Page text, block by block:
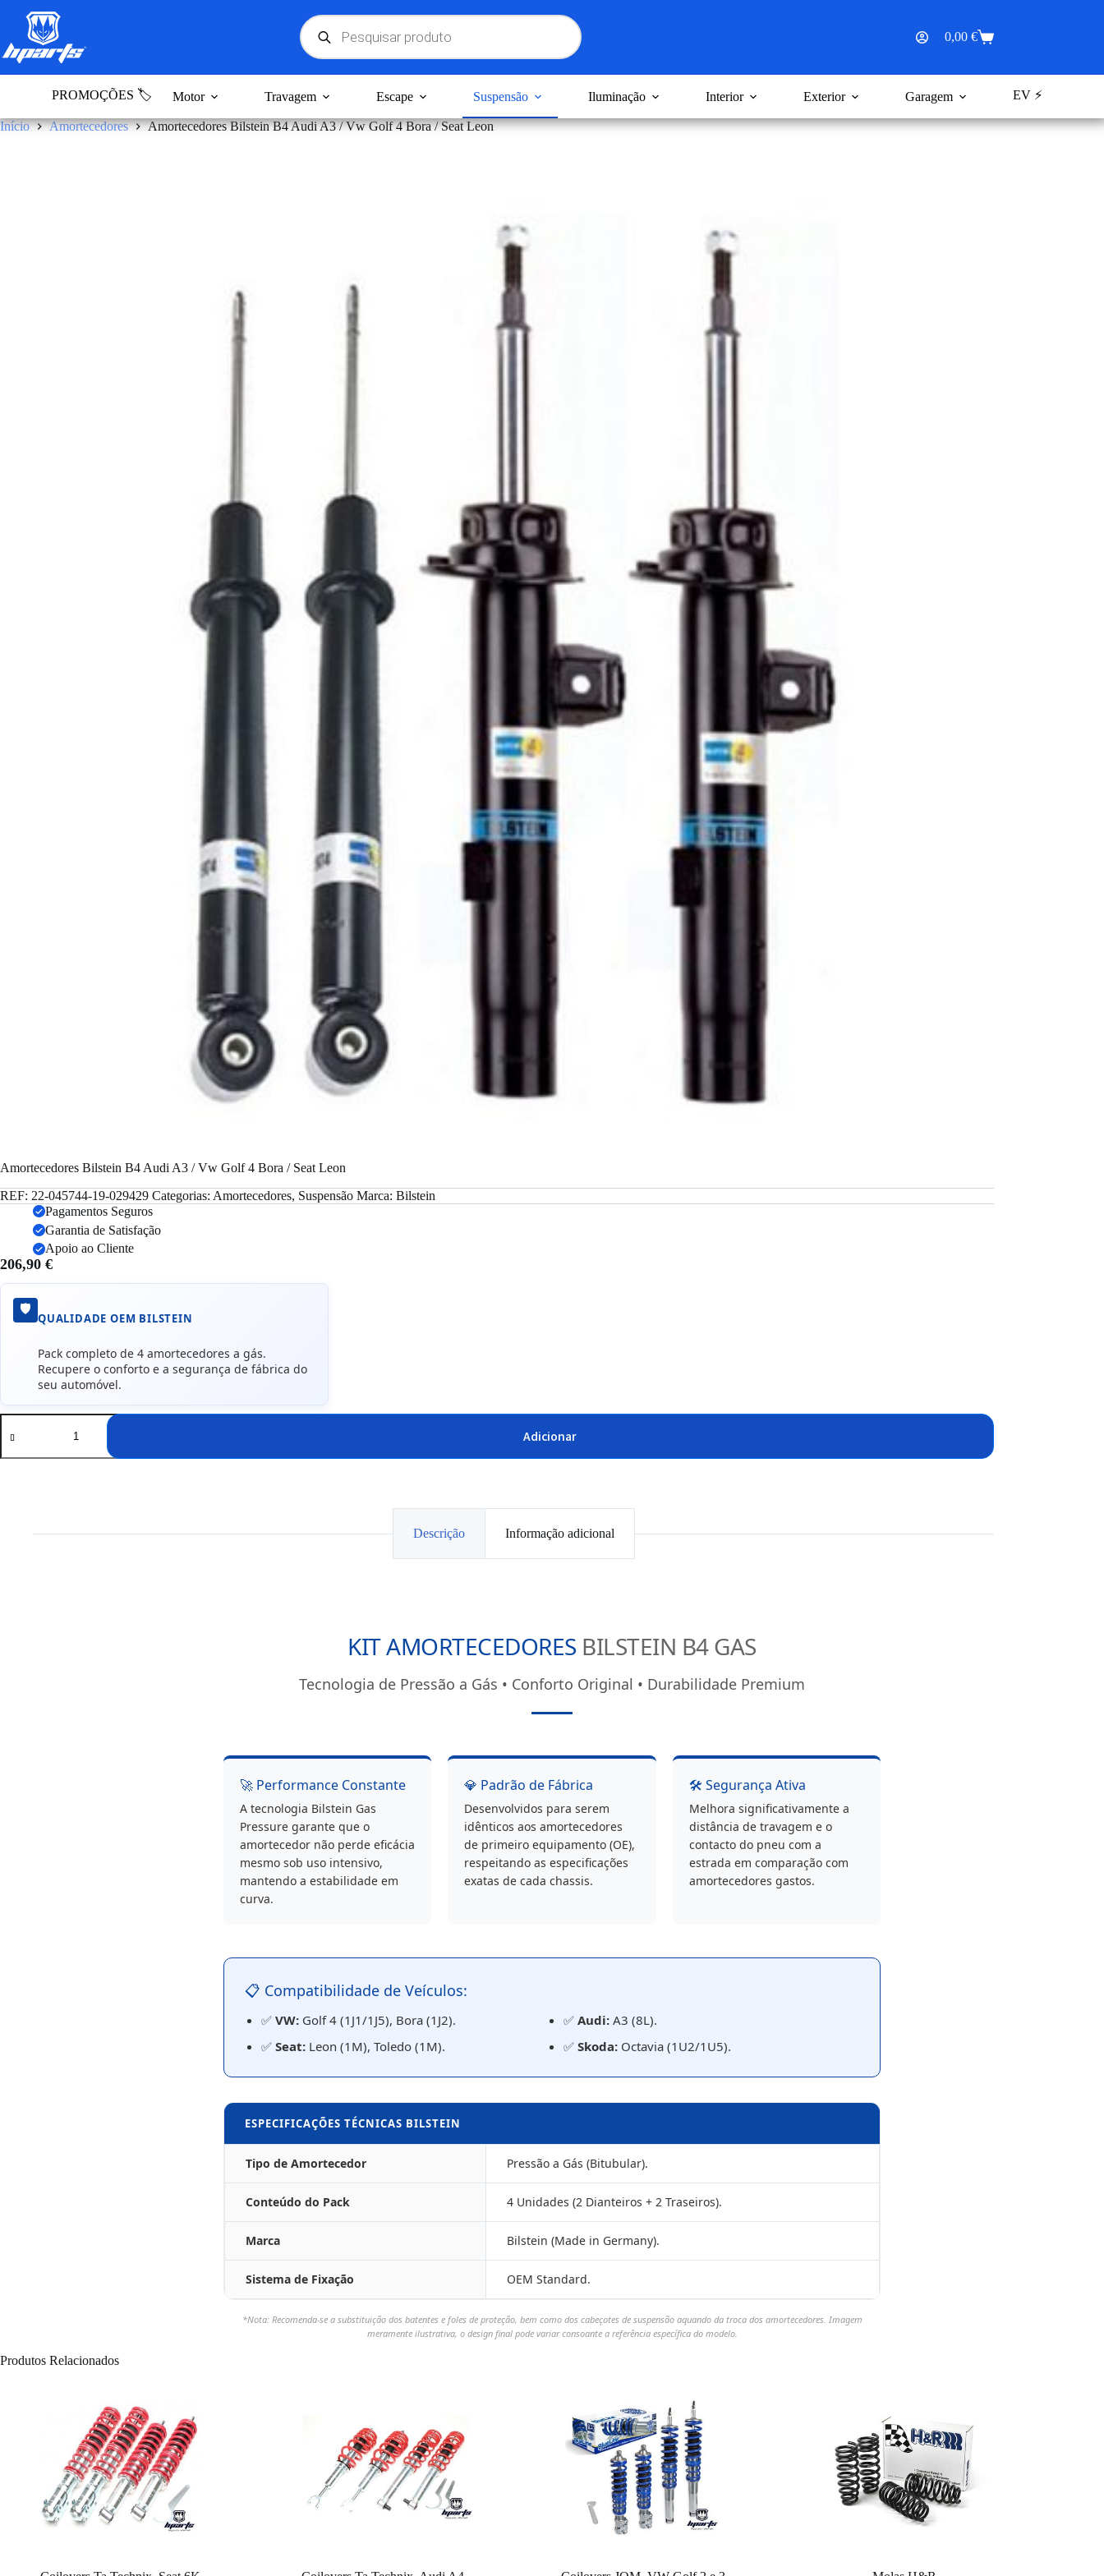
conteúdo
Products
search
Carrinho
compras
0,00 €
PROMOÇÕES 🏷️ Motor Travagem Escape Suspensão Iluminação Interior Exterior Garagem EV ⚡
Início Amortecedores Amortecedores Bilstein B4 Audi A3 / Vw Golf 4 Bora / Seat Leon
Amortecedores Bilstein B4 Audi A3 / Vw Golf 4 Bora / Seat Leon
REF: 22-045744-19-029429 Categorias: Amortecedores, Suspensão Marca: Bilstein
Pagamentos Seguros
Garantia de Satisfação
Apoio ao Cliente
206,90 €
🛡️
QUALIDADE OEM BILSTEIN
Pack completo de 4 amortecedores a gás.
Recupere o conforto e a segurança de fábrica do
seu automóvel.
Quantidade
de
Bilstein
Adicionar
Descrição Informação adicional
KIT AMORTECEDORES BILSTEIN B4 GAS
Tecnologia de Pressão a Gás • Conforto Original • Durabilidade Premium
🚀 Performance Constante
A tecnologia Bilstein Gas
Pressure garante que o
amortecedor não perde eficácia
mesmo sob uso intensivo,
mantendo a estabilidade em
curva.
💎 Padrão de Fábrica
Desenvolvidos para serem
idênticos aos amortecedores
de primeiro equipamento (OE),
respeitando as especificações
exatas de cada chassis.
🛠️ Segurança Ativa
Melhora significativamente a
distância de travagem e o
contacto do pneu com a
estrada em comparação com
amortecedores gastos.
📋 Compatibilidade de Veículos:
✅ VW: Golf 4 (1J1/1J5), Bora (1J2). ✅ Audi: A3 (8L).
✅ Seat: Leon (1M), Toledo (1M). ✅ Skoda: Octavia (1U2/1U5).
ESPECIFICAÇÕES TÉCNICAS BILSTEIN
Tipo de Amortecedor Pressão a Gás (Bitubular).
Conteúdo do Pack 4 Unidades (2 Dianteiros + 2 Traseiros).
Marca Bilstein (Made in Germany).
Sistema de Fixação OEM Standard.
*Nota: Recomenda-se a substituição dos batentes e foles de proteção, bem como dos cabeçotes de suspensão aquando da troca dos amortecedores. Imagem
meramente ilustrativa, o design final pode variar consoante a referência específica do modelo.
Produtos Relacionados